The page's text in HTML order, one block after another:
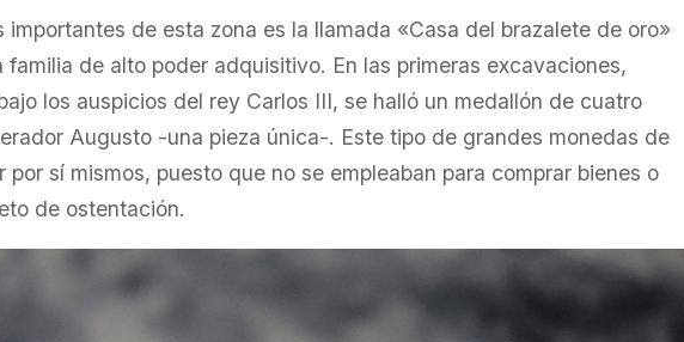
importantes de esta zona es la llamada «Casa del brazalete de oro»
de alto poder adquisitivo. En las primeras excavaciones,
los auspicios del rey Carlos III, se halló un medallón de cuatro
Augusto -una pieza única-. Este tipo de grandes monedas de
por sí mismos, puesto que no se empleaban para comprar bienes o
de ostentación.